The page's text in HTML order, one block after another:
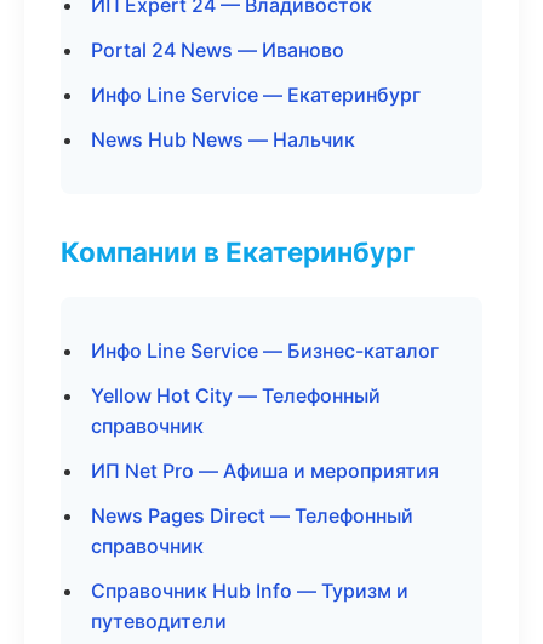
ИП Expert 24 — Владивосток
Portal 24 News — Иваново
Инфо Line Service — Екатеринбург
News Hub News — Нальчик
Компании в Екатеринбург
Инфо Line Service — Бизнес-каталог
Yellow Hot City — Телефонный
справочник
ИП Net Pro — Афиша и мероприятия
News Pages Direct — Телефонный
справочник
Справочник Hub Info — Туризм и
путеводители